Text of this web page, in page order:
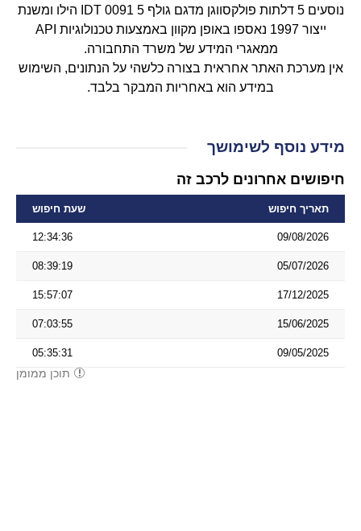
נוסעים 5 דלתות פולקסווגן מדגם גולף IDT 0091 5 הילו ומשנת
ייצור 1997 נאספו באופן מקוון באמצעות טכנולוגיות API
ממאגרי המידע של משרד התחבורה.
אין מערכת האתר אחראית בצורה כלשהי על הנתונים, השימוש
במידע הוא באחריות המבקר בלבד.
מידע נוסף לשימושך
חיפושים אחרונים לרכב זה
תאריך חיפוש שעת חיפוש
09/08/2026
12:34:36
05/07/2026
08:39:19
17/12/2025
15:57:07
15/06/2025
07:03:55
09/05/2025
05:35:31
תוכן ממומן